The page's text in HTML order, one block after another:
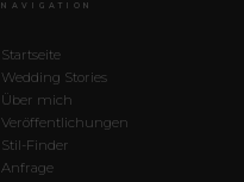
NAVIGATION
Startseite
Wedding Stories
Über mich
Veröffentlichungen
Stil-Finder
Anfrage